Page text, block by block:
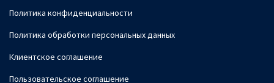
Политика конфиденциальности
Политика обработки персональных данных
Клиентское соглашение
Пользовательское соглашение